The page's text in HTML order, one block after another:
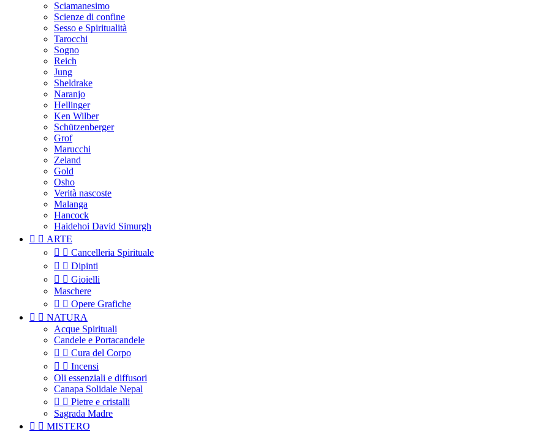
Sciamanesimo
Scienze di confine
Sesso e Spiritualità
Tarocchi
Sogno
Reich
Jung
Sheldrake
Naranjo
Hellinger
Ken Wilber
Schützenberger
Grof
Marucchi
Zeland
Gold
Osho
Verità nascoste
Malanga
Hancock
Haidehoi David Simurgh
  ARTE
  Cancelleria Spirituale
  Dipinti
  Gioielli
Maschere
  Opere Grafiche
  NATURA
Acque Spirituali
Candele e Portacandele
  Cura del Corpo
  Incensi
Oli essenziali e diffusori
Canapa Solidale Nepal
  Pietre e cristalli
Sagrada Madre
  MISTERO